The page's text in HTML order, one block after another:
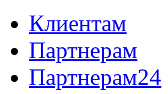
Клиентам
Партнерам
Партнерам24